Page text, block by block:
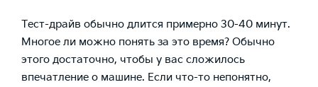
Тест-драйв обычно длится примерно 30-40 минут.
Многое ли можно понять за это время? Обычно
этого достаточно, чтобы у вас сложилось
впечатление о машине. Если что-то непонятно,